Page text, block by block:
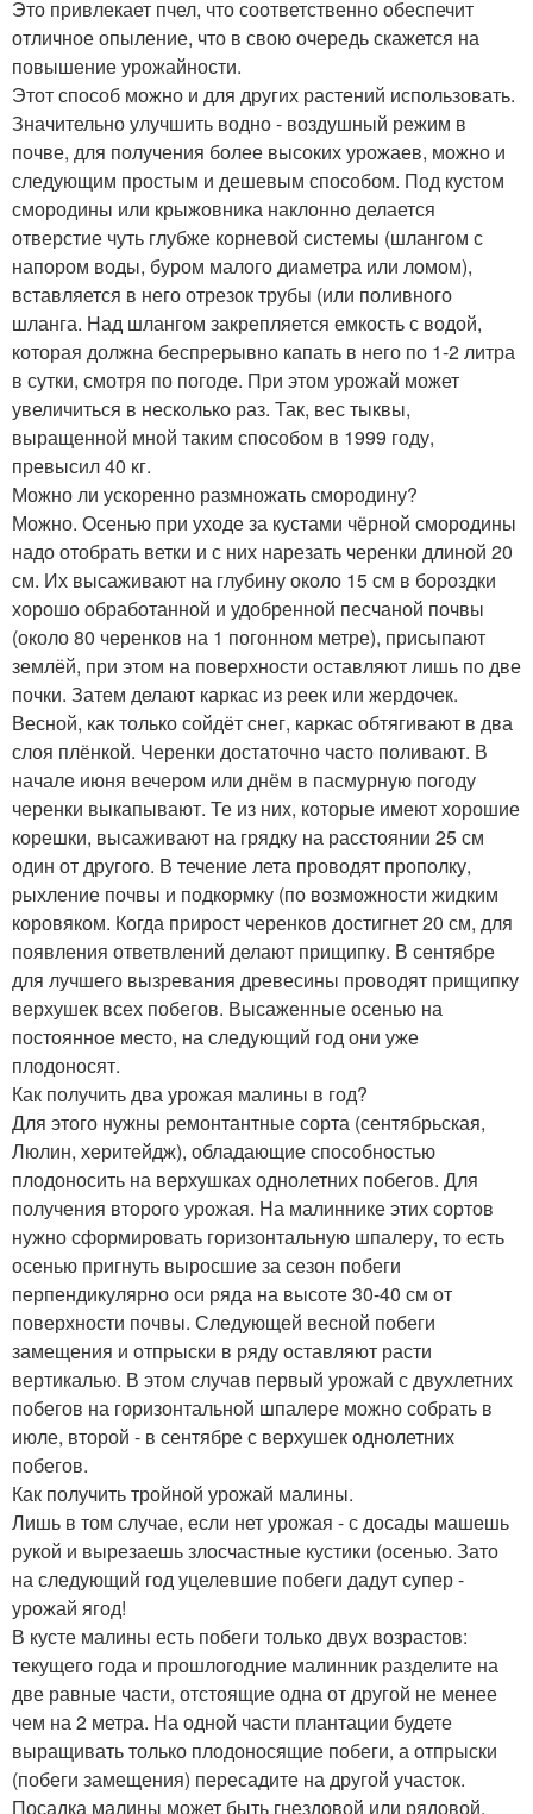
Это привлекает пчел, что соответственно обеспечит
отличное опыление, что в свою очередь скажется на
повышение урожайности.
Этот способ можно и для других растений использовать.
Значительно улучшить водно - воздушный режим в
почве, для получения более высоких урожаев, можно и
следующим простым и дешевым способом. Под кустом
смородины или крыжовника наклонно делается
отверстие чуть глубже корневой системы (шлангом с
напором воды, буром малого диаметра или ломом),
вставляется в него отрезок трубы (или поливного
шланга. Над шлангом закрепляется емкость с водой,
которая должна беспрерывно капать в него по 1-2 литра
в сутки, смотря по погоде. При этом урожай может
увеличиться в несколько раз. Так, вес тыквы,
выращенной мной таким способом в 1999 году,
превысил 40 кг.
Можно ли ускоренно размножать смородину?
Можно. Осенью при уходе за кустами чёрной смородины
надо отобрать ветки и с них нарезать черенки длиной 20
см. Их высаживают на глубину около 15 см в бороздки
хорошо обработанной и удобренной песчаной почвы
(около 80 черенков на 1 погонном метре), присыпают
землёй, при этом на поверхности оставляют лишь по две
почки. Затем делают каркас из реек или жердочек.
Весной, как только сойдёт снег, каркас обтягивают в два
слоя плёнкой. Черенки достаточно часто поливают. В
начале июня вечером или днём в пасмурную погоду
черенки выкапывают. Те из них, которые имеют хорошие
корешки, высаживают на грядку на расстоянии 25 см
один от другого. В течение лета проводят прополку,
рыхление почвы и подкормку (по возможности жидким
коровяком. Когда прирост черенков достигнет 20 см, для
появления ответвлений делают прищипку. В сентябре
для лучшего вызревания древесины проводят прищипку
верхушек всех побегов. Высаженные осенью на
постоянное место, на следующий год они уже
плодоносят.
Как получить два урожая малины в год?
Для этого нужны ремонтантные сорта (сентябрьская,
Люлин, херитейдж), обладающие способностью
плодоносить на верхушках однолетних побегов. Для
получения второго урожая. На малиннике этих сортов
нужно сформировать горизонтальную шпалеру, то есть
осенью пригнуть выросшие за сезон побеги
перпендикулярно оси ряда на высоте 30-40 см от
поверхности почвы. Следующей весной побеги
замещения и отпрыски в ряду оставляют расти
вертикалью. В этом случав первый урожай с двухлетних
побегов на горизонтальной шпалере можно собрать в
июле, второй - в сентябре с верхушек однолетних
побегов.
Как получить тройной урожай малины.
Лишь в том случае, если нет урожая - с досады машешь
рукой и вырезаешь злосчастные кустики (осенью. Зато
на следующий год уцелевшие побеги дадут супер -
урожай ягод!
В кусте малины есть побеги только двух возрастов:
текущего года и прошлогодние малинник разделите на
две равные части, отстоящие одна от другой не менее
чем на 2 метра. На одной части плантации будете
выращивать только плодоносящие побеги, а отпрыски
(побеги замещения) пересадите на другой участок.
Посадка малины может быть гнездовой или рядовой.